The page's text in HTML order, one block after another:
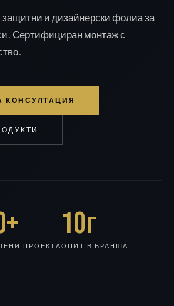
и дизайнерски фолиа за
Сертифициран монтаж с
КОНСУЛТАЦИЯ
ПРОЕКТА
10г
ОПИТ В БРАНША